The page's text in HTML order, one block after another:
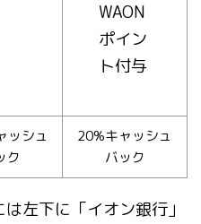
WAON
ポイン
ト付与
ッシュ
ク
20%キャッシュ
バック
左下に「イオン銀行」